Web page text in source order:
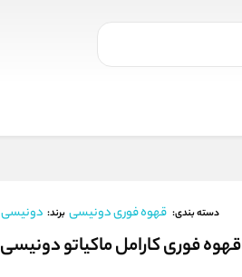
دسته بندی: قهوه فوری دونیسی برند: دونیسی
قهوه فوری کارامل ماکیاتو دونیسی